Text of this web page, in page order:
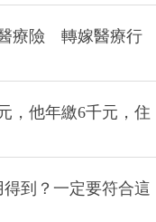
療險 轉嫁醫療行
，他年繳6千元，住
到？一定要符合這